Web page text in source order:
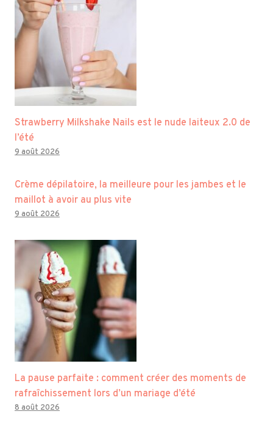
Strawberry Milkshake Nails est le nude laiteux 2.0 de
l’été
9 août 2026
Crème dépilatoire, la meilleure pour les jambes et le
maillot à avoir au plus vite
9 août 2026
La pause parfaite : comment créer des moments de
rafraîchissement lors d’un mariage d’été
8 août 2026